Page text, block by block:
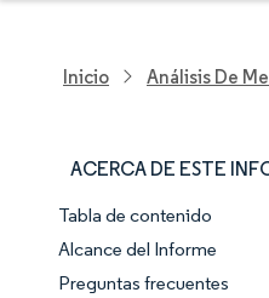
Inicio Análisis De
ACERCA DE ESTE
Panorama del
Visión General del
Tabla de contenido
Alcance del Informe
Preguntas frecuentes